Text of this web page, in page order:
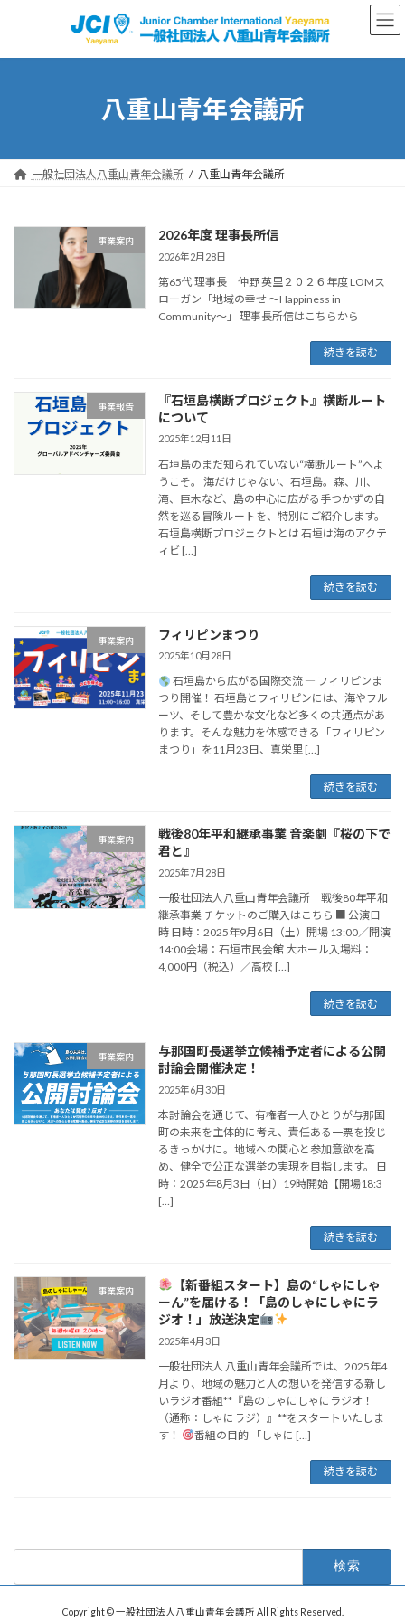
ン
ー
八重山青年会議所
一般社団法人八重山青年会議所 八重山青年会議所
事業案内 2026年度 理事長所信
2026年2月28日
第65代 理事長 仲野 英里２０２６年度 LOMス
ローガン「地域の幸せ ～Happiness in
Community～」 理事長所信はこちらから
続きを読む
事業報告
『石垣島横断プロジェクト』横断ルート
について
2025年12月11日
石垣島のまだ知られていない“横断ルート”へよ
うこそ。 海だけじゃない、石垣島。森、川、
滝、巨木など、島の中心に広がる手つかずの自
然を巡る冒険ルートを、特別にご紹介します。
石垣島横断プロジェクトとは 石垣は海のアクテ
ィビ […]
続きを読む
事業案内 フィリピンまつり
2025年10月28日
石垣島から広がる国際交流 ― フィリピンま
つり開催！ 石垣島とフィリピンには、海やフル
ーツ、そして豊かな文化など多くの共通点があ
ります。そんな魅力を体感できる「フィリピン
まつり」を11月23日、真栄里 […]
続きを読む
事業案内
戦後80年平和継承事業 音楽劇『桜の下で
君と』
2025年7月28日
一般社団法人八重山青年会議所 戦後80年平和
継承事業 チケットのご購入はこちら ■ 公演日
時 日時：2025年9月6日（土）開場 13:00／開演
14:00会場：石垣市民会館 大ホール入場料：
4,000円（税込）／高校 […]
続きを読む
事業案内
与那国町長選挙立候補予定者による公開
討論会開催決定！
2025年6月30日
本討論会を通じて、有権者一人ひとりが与那国
町の未来を主体的に考え、責任ある一票を投じ
るきっかけに。地域への関心と参加意欲を高
め、健全で公正な選挙の実現を目指します。 日
時：2025年8月3日（日）19時開始【開場18:3
[…]
続きを読む
事業案内
【新番組スタート】島の“しゃにしゃ
ーん”を届ける！「島のしゃにしゃにラ
ジオ！」放送決定
2025年4月3日
一般社団法人 八重山青年会議所では、2025年4
月より、地域の魅力と人の想いを発信する新し
いラジオ番組**『島のしゃにしゃにラジオ！
（通称：しゃにラジ）』**をスタートいたしま
す！
番組の目的 「しゃに […]
続きを読む
Copyright © 一般社団法人八重山青年会議所 All Rights Reserved.